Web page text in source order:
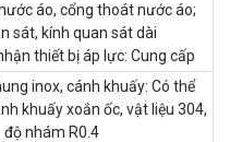
áo, cổng thoát nước áo;
sát, kính quan sát dài
thiết bị áp lực: Cung cấp
inox, cánh khuấy: Có thể
khuấy xoắn ốc, vật liệu 304,
độ nhám R0.4